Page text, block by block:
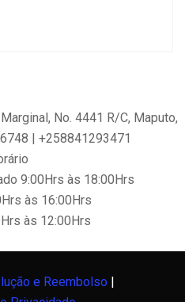
No. 4441 R/C, Maputo,
| +258841293471
9:00Hrs às 18:00Hrs
às 16:00Hrs
às 12:00Hrs
e Reembolso|